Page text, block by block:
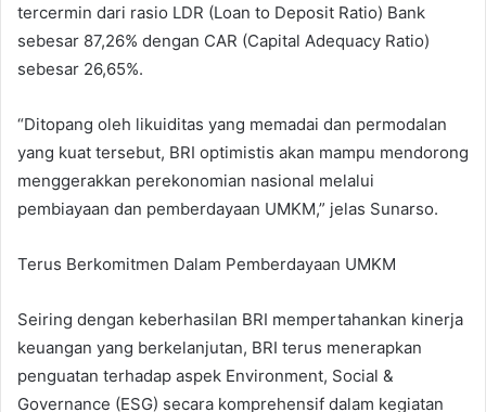
tercermin dari rasio LDR (Loan to Deposit Ratio) Bank
sebesar 87,26% dengan CAR (Capital Adequacy Ratio)
sebesar 26,65%.
“Ditopang oleh likuiditas yang memadai dan permodalan
yang kuat tersebut, BRI optimistis akan mampu mendorong
menggerakkan perekonomian nasional melalui
pembiayaan dan pemberdayaan UMKM,” jelas Sunarso.
Terus Berkomitmen Dalam Pemberdayaan UMKM
Seiring dengan keberhasilan BRI mempertahankan kinerja
keuangan yang berkelanjutan, BRI terus menerapkan
penguatan terhadap aspek Environment, Social &
Governance (ESG) secara komprehensif dalam kegiatan